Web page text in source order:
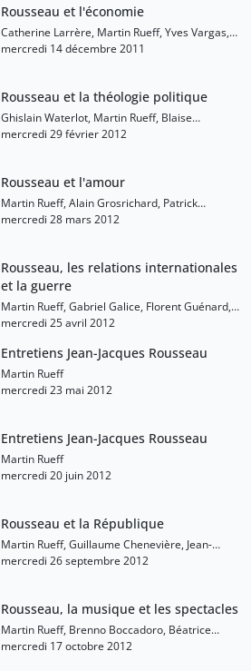
Rousseau et l'économie
Catherine Larrère, Martin Rueff, Yves Vargas,
Céline Spector
mercredi 14 décembre 2011
Rousseau et la théologie politique
Ghislain Waterlot, Martin Rueff, Blaise
Bachofen, Maria-Cristina Pitassi
mercredi 29 février 2012
Rousseau et l'amour
Martin Rueff, Alain Grosrichard, Patrick
Hochart, Elena Pulcini
mercredi 28 mars 2012
Rousseau, les relations internationales
et la guerre
Martin Rueff, Gabriel Galice, Florent Guénard,
Géraldine Lepan
mercredi 25 avril 2012
Entretiens Jean-Jacques Rousseau
Martin Rueff
mercredi 23 mai 2012
Entretiens Jean-Jacques Rousseau
Martin Rueff
mercredi 20 juin 2012
Rousseau et la République
Martin Rueff, Guillaume Chenevière, Jean-
Fabien Spitz
mercredi 26 septembre 2012
Rousseau, la musique et les spectacles
Martin Rueff, Brenno Boccadoro, Béatrice
Didier, François Jacob, Catherine Kintzler
mercredi 17 octobre 2012